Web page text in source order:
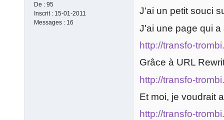
De : 95
Inscrit : 15-01-2011
Messages : 16
J'ai un petit souci
J'ai une page qui a
http://transfo-
Grâce à URL
http://transfo-
Et moi, je voudrait
http://transfo-